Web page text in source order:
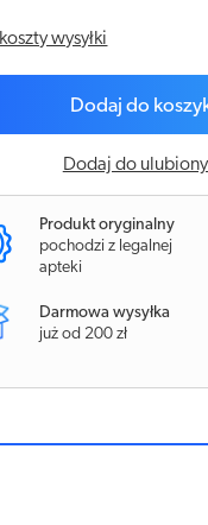
koszty wysyłki
Dodaj do
Dodaj do
Produkt oryginalny
pochodzi z legalnej
apteki
Darmowa wysyłka
już od 200 zł